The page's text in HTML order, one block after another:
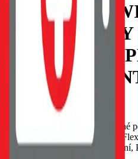
POUZDRO
CLEAR JELLY
IPHONE 17 /
8595217493506
SWISSTEN Clear Jelly ochranné
zachovává vzhled smartphone,
materiál, Tenké a lehké provedení,